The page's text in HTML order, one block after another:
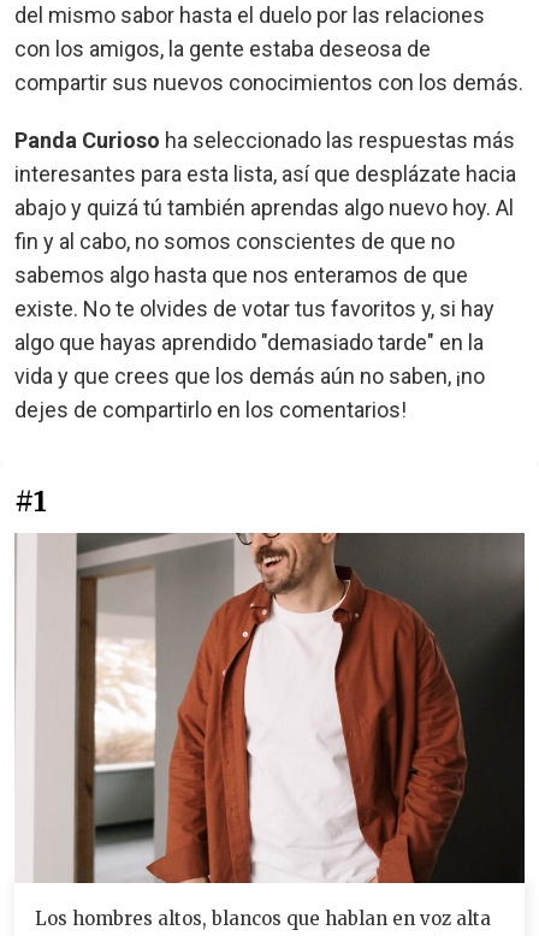
del mismo sabor hasta el duelo por las relaciones
con los amigos, la gente estaba deseosa de
compartir sus nuevos conocimientos con los demás.
Panda Curioso ha seleccionado las respuestas más
interesantes para esta lista, así que desplázate hacia
abajo y quizá tú también aprendas algo nuevo hoy. Al
fin y al cabo, no somos conscientes de que no
sabemos algo hasta que nos enteramos de que
existe. No te olvides de votar tus favoritos y, si hay
algo que hayas aprendido "demasiado tarde" en la
vida y que crees que los demás aún no saben, ¡no
dejes de compartirlo en los comentarios!
#1
Los hombres altos, blancos que hablan en voz alta